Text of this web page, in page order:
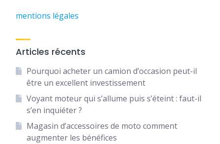
mentions légales
Articles récents
Pourquoi acheter un camion d’occasion peut-il
être un excellent investissement
Voyant moteur qui s’allume puis s’éteint : faut-il
s’en inquiéter ?
Magasin d’accessoires de moto comment
augmenter les bénéfices